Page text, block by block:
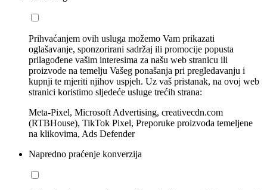
Prihvaćanjem ovih usluga možemo Vam prikazati
oglašavanje, sponzorirani sadržaj ili promocije popusta
prilagođene vašim interesima za našu web stranicu ili
proizvode na temelju Vašeg ponašanja pri pregledavanju i
kupnji te mjeriti njihov uspjeh. Uz vaš pristanak, na ovoj web
stranici koristimo sljedeće usluge trećih strana:
Meta-Pixel, Microsoft Advertising, creativecdn.com
(RTBHouse), TikTok Pixel, Preporuke proizvoda temeljene
na klikovima, Ads Defender
Napredno praćenje konverzija